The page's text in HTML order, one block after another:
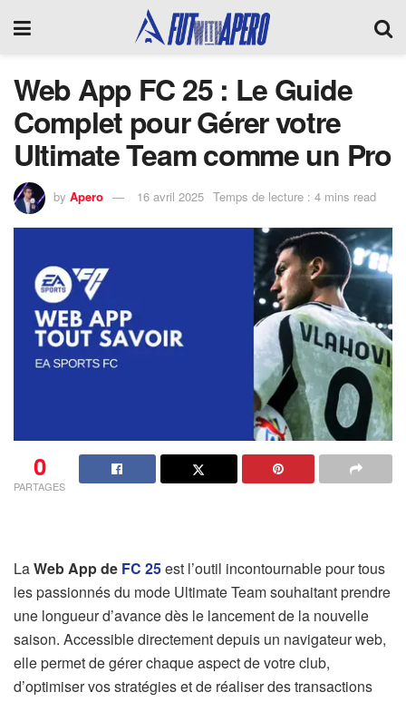
Web App FC 25 : Le Guide
Complet pour Gérer votre
Ultimate Team comme un Pro
by Apero 16 avril 2025 Temps de lecture : 4 mins read
0
PARTAGES
LaWeb App de FC 25est l’outil incontournable pour tous
les passionnés du mode Ultimate Team souhaitant prendre
une longueur d’avance dès le lancement de la nouvelle
saison. Accessible directement depuis un navigateur web,
elle permet de gérer chaque aspect de votre club,
d’optimiser vos stratégies et de réaliser des transactions